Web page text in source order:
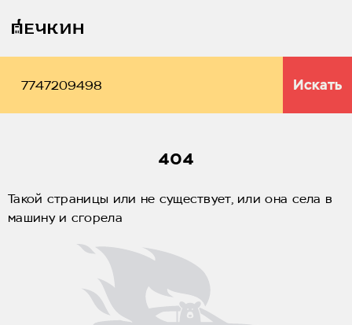
Искать
404
Такой страницы или не существует, или она села в
машину и сгорела